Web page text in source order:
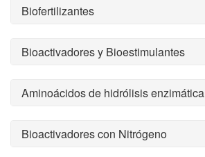
Biofertilizantes
Bioactivadores y Bioestimulantes
Aminoácidos de hidrólisis enzimática
Bioactivadores con Nitrógeno